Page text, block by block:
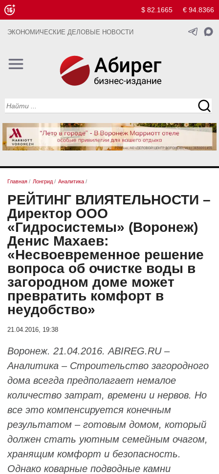
$ 82.1665 € 94.8366
ЭКОНОМИЧЕСКИЕ ДЕЛОВЫЕ НОВОСТИ
Главная / Лонгрид / Аналитика /
РЕЙТИНГ ВЛИЯТЕЛЬНОСТИ –
Директор ООО
«Гидросистемы» (Воронеж)
Денис Махаев:
«Несвоевременное решение
вопроса об очистке воды в
загородном доме может
превратить комфорт в
неудобство»
21.04.2016, 19:38
Воронеж. 21.04.2016. ABIREG.RU –
Аналитика – Строительство загородного
дома всегда предполагает немалое
количество затрат, времени и нервов. Но
все это компенсируется конечным
результатом – готовым домом, который
должен стать уютным семейным очагом,
хранящим комфорт и безопасность.
Однако коварные подводные камни